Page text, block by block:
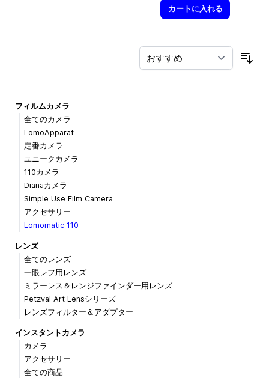
カートに入れる
フィルムカメラ
全てのカメラ
LomoApparat
定番カメラ
ユニークカメラ
110カメラ
Dianaカメラ
Simple Use Film Camera
アクセサリー
Lomomatic 110
レンズ
全てのレンズ
一眼レフ用レンズ
ミラーレス＆レンジファインダー用レンズ
Petzval Art Lensシリーズ
レンズフィルター＆アダプター
インスタントカメラ
カメラ
アクセサリー
全ての商品